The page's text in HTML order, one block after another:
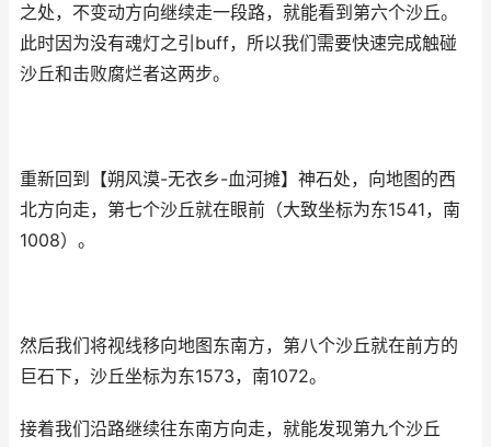
之处，不变动方向继续走一段路，就能看到第六个沙丘。
此时因为没有魂灯之引buff，所以我们需要快速完成触碰
沙丘和击败腐烂者这两步。
重新回到【朔风漠-无衣乡-血河摊】神石处，向地图的西
北方向走，第七个沙丘就在眼前（大致坐标为东1541，南
1008）。
然后我们将视线移向地图东南方，第八个沙丘就在前方的
巨石下，沙丘坐标为东1573，南1072。
接着我们沿路继续往东南方向走，就能发现第九个沙丘